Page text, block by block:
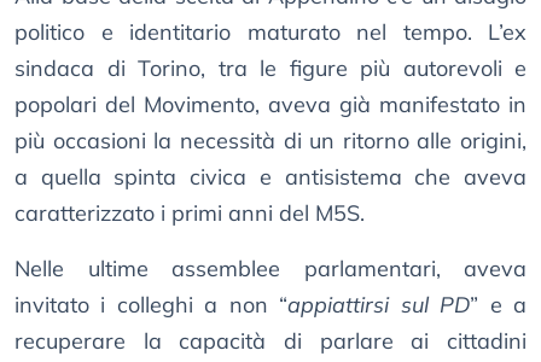
politico e identitario maturato nel tempo. L’ex
sindaca di Torino, tra le figure più autorevoli e
popolari del Movimento, aveva già manifestato in
più occasioni la necessità di un ritorno alle origini,
a quella spinta civica e antisistema che aveva
caratterizzato i primi anni del M5S.
Nelle ultime assemblee parlamentari, aveva
invitato i colleghi a non “appiattirsi sul PD” e a
recuperare la capacità di parlare ai cittadini